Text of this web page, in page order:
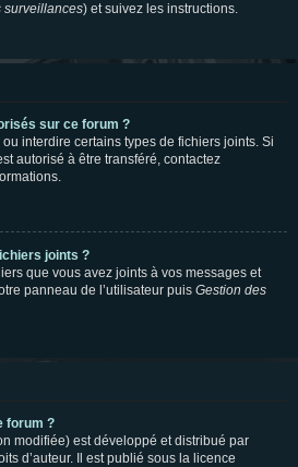
surveillances) et suivez les instructions.
sur ce forum ?
ou interdire certains types de fichiers joints. Si
autorisé à être transféré, contactez
joints ?
que vous avez joints à vos messages et
panneau de l’utilisateur puis Gestion des
forum ?
modifiée) est développé et distribué par
d’auteur. Il est publié sous la licence